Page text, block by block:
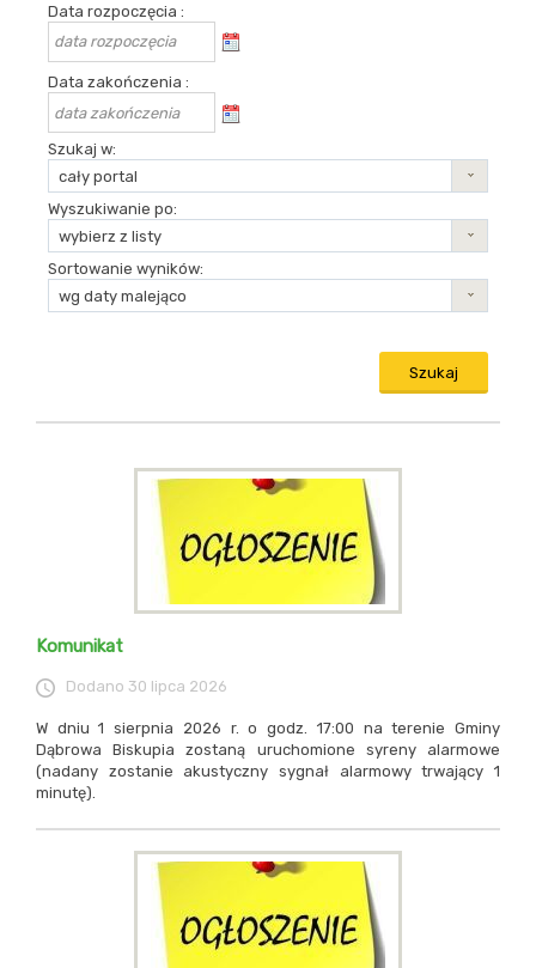
Data rozpoczęcia
Data zakończenia
Szukaj w
cały portal
Wyszukiwanie po
wybierz z listy
Sortowanie wyników
wg daty malejąco
Wyszukiwarka: Wyszukiwanie artykułów
Komunikat
Dodano 30 lipca 2026
W dniu 1 sierpnia 2026 r. o godz. 17:00 na terenie Gminy
Dąbrowa Biskupia zostaną uruchomione syreny alarmowe
(nadany zostanie akustyczny sygnał alarmowy trwający 1
minutę).